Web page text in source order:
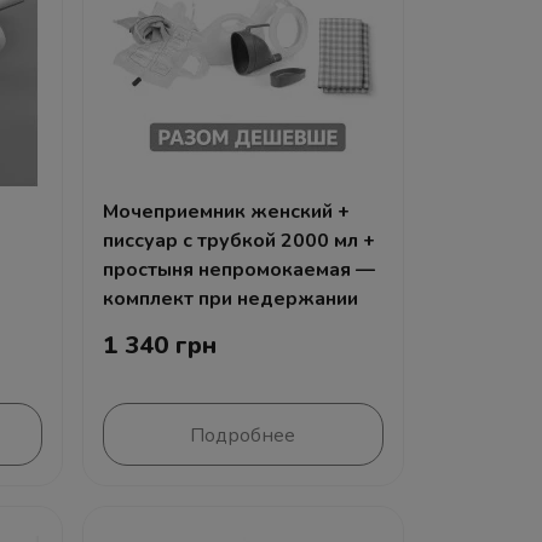
Мочеприемник женский +
писсуар с трубкой 2000 мл +
простыня непромокаемая —
комплект при недержании
1 340 грн
Подробнее